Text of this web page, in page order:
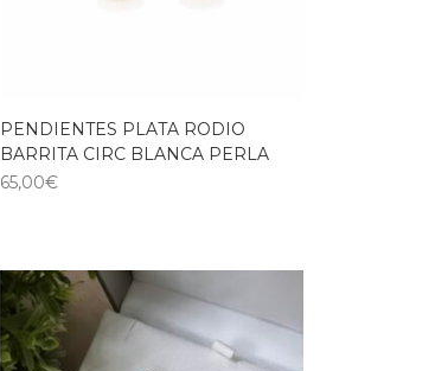
PENDIENTES PLATA RODIO
BARRITA CIRC BLANCA PERLA
65,00€